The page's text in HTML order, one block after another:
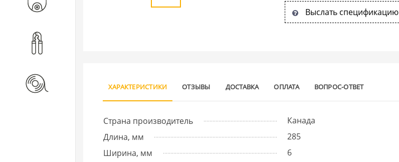
Расходные материалы
Выслать спецификацию
ХАРАКТЕРИСТИКИ ОТЗЫВЫ ДОСТАВКА ОПЛАТА ВОПРОС-ОТВЕТ
Страна производитель
Канада
Длина, мм
285
Ширина, мм
6